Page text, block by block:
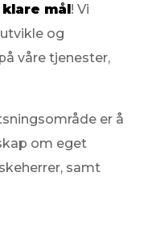
mål! Vi
og
våre tjenester,
er å
om eget
samt